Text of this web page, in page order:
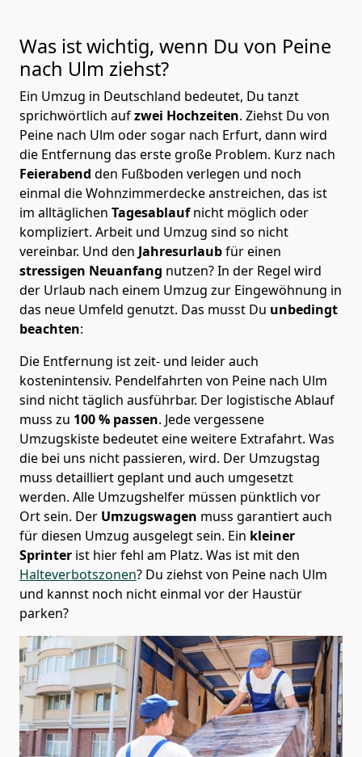
Was ist wichtig, wenn Du von Peine
nach Ulm ziehst?
Ein Umzug in Deutschland bedeutet, Du tanzt
sprichwörtlich aufzwei Hochzeiten. Ziehst Du von
Peine nach Ulm oder sogar nach Erfurt, dann wird
die Entfernung das erste große Problem. Kurz nach
Feierabend den Fußboden verlegen und noch
einmal die Wohnzimmerdecke anstreichen, das ist
im alltäglichen Tagesablaufnicht möglich oder
kompliziert. Arbeit und Umzug sind so nicht
vereinbar. Und den Jahresurlaubfür einen
stressigen Neuanfang nutzen? In der Regel wird
der Urlaub nach einem Umzug zur Eingewöhnung in
das neue Umfeld genutzt. Das musst Du unbedingt
beachten:
Die Entfernung ist zeit- und leider auch
kostenintensiv. Pendelfahrten von Peine nach Ulm
sind nicht täglich ausführbar. Der logistische Ablauf
muss zu 100 % passen. Jede vergessene
Umzugskiste bedeutet eine weitere Extrafahrt. Was
die bei uns nicht passieren, wird. Der Umzugstag
muss detailliert geplant und auch umgesetzt
werden. Alle Umzugshelfer müssen pünktlich vor
Ort sein. Der Umzugswagen muss garantiert auch
für diesen Umzug ausgelegt sein. Ein kleiner
Sprinter ist hier fehl am Platz. Was ist mit den
Halteverbotszonen? Du ziehst von Peine nach Ulm
und kannst noch nicht einmal vor der Haustür
parken?